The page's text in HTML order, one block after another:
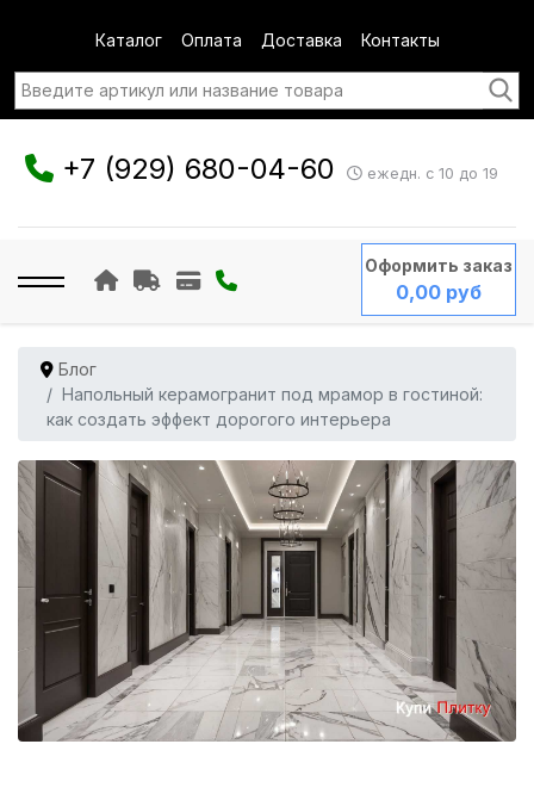
Каталог Оплата Доставка Контакты
+7 (929) 680-04-60 ежедн. с 10 до 19
Оформить заказ
0,00 руб
Блог
Напольный керамогранит под мрамор в гостиной:
как создать эффект дорогого интерьера